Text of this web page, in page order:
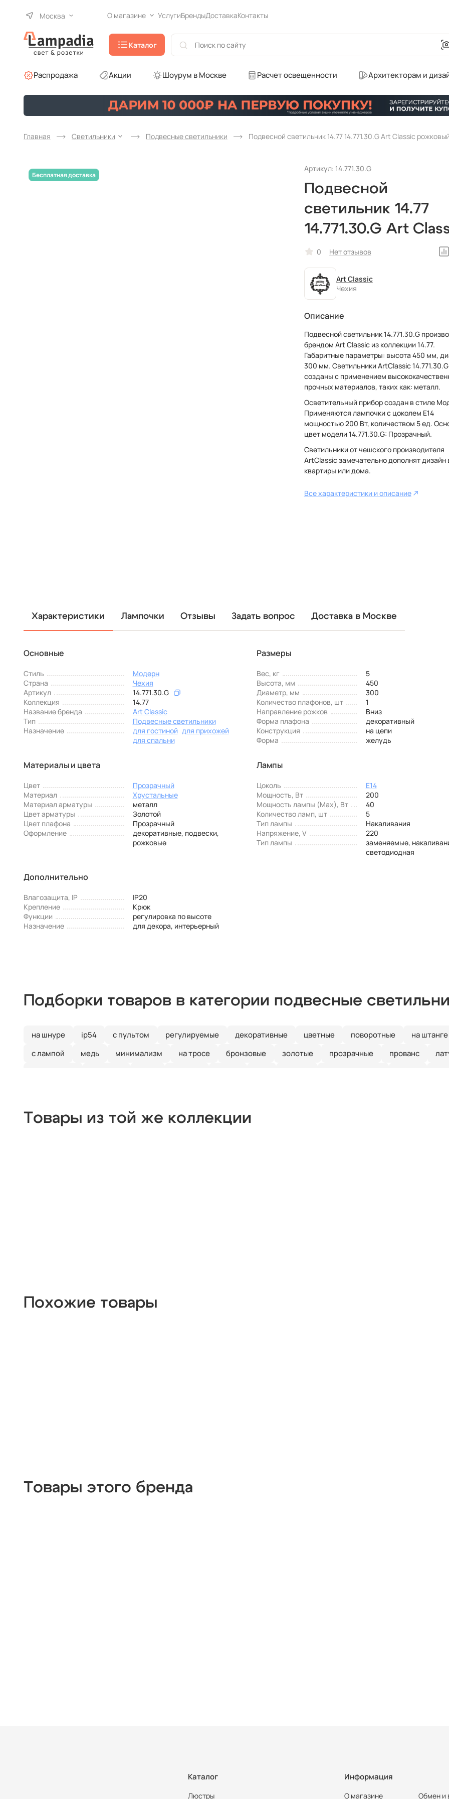
Москва О магазине УслугиБрендыДоставкаКонтакты
Каталог
Распродажа Акции Шоурум в Москве Расчет освещенности Архитекторам и
Главная Светильники Подвесные светильники Подвесной светильник 14.77 14.771.30.G Art Classic
Артикул: 14.771.30.G
Подвесной
светильник 14.77
14.771.30.G Art
рожковый,
0 Нет отзывов
Art Classic
Чехия
Описание
Подвесной светильник 14.771.30.G
брендом Art Classic из коллекции 14.77.
Габаритные параметры: высота 450 мм, диаметр
300 мм. Светильники ArtClassic 14.771.30.G
созданы с применением
прочных материалов, таких как: металл.
Осветительный прибор создан в стиле
Применяются лампочки с цоколем E14
мощностью 200 Вт, количеством 5 ед.
цвет модели 14.771.30.G: Прозрачный.
Светильники от чешского производителя
ArtClassic замечательно дополнят дизайн
квартиры или дома.
Все характеристики и описание
Характеристики Лампочки Отзывы Задать вопрос Доставка в Москве
Основные
Стиль
Модерн
Страна
Чехия
Артикул
14.771.30.G
Коллекция
14.77
Название бренда
Art Classic
Тип
Подвесные светильники
Назначение
для гостиной для прихожей
для спальни
Размеры
Вес, кг
5
Высота, мм
450
Диаметр, мм
300
Количество плафонов, шт
1
Направление рожков
Вниз
Форма плафона
декоративный
Конструкция
на цепи
Форма
желудь
Материалы и цвета
Цвет
Прозрачный
Материал
Хрустальные
Материал арматуры
металл
Цвет арматуры
Золотой
Цвет плафона
Прозрачный
Оформление
декоративные, подвески,
рожковые
Лампы
Цоколь
E14
Мощность, Вт
200
Мощность лампы (Max), Вт
40
Количество ламп, шт
5
Тип лампы
Накаливания
Напряжение, V
220
Тип лампы
заменяемые,
светодиодная
Дополнительно
Влагозащита, IP
IP20
Крепление
Крюк
Функции
регулировка по высоте
Назначение
для декора, интерьерный
Подборки товаров в категории подвесные
на шнуре ip54 с пультом регулируемые декоративные цветные поворотные
на штанге
с лампой
медь минимализм на тросе бронзовые золотые прозрачные прованс
деревянные
из цветного стекла
Товары из той же коллекции
Похожие товары
Товары этого бренда
Каталог
Люстры
Информация
О магазине Обмен и